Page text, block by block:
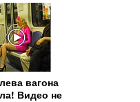
вагона
Видео не